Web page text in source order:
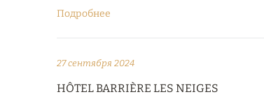
Подробнее
27 сентября 2024
HÔTEL BARRIÈRE LES NEIGES